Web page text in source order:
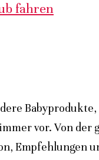
fahren
vor. Von der
Empfehlungen